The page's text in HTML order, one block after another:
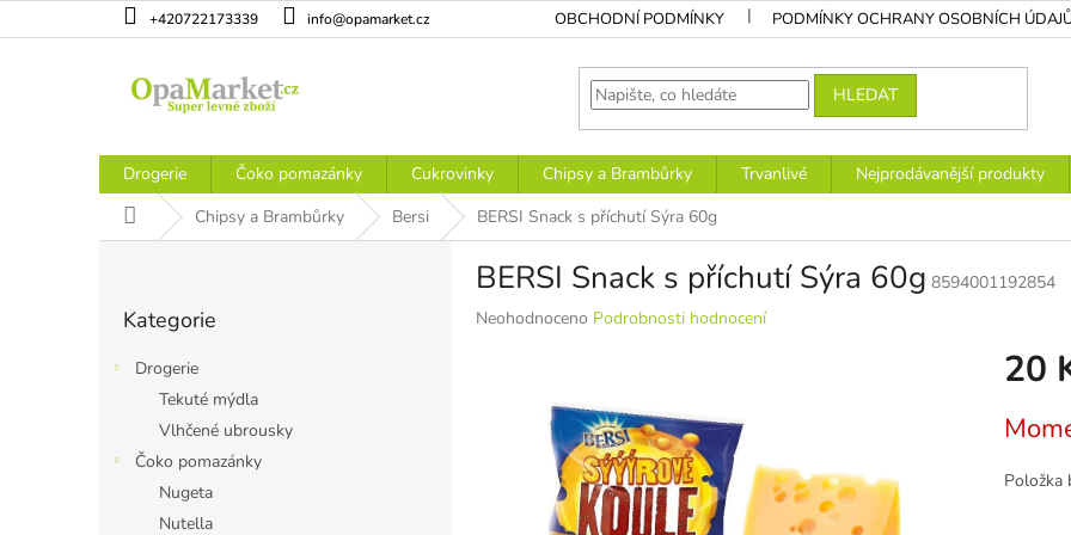
na
+420722173339 info@opamarket.cz OBCHODNÍ PODMÍNKY PODMÍNKY OCHRANY OSOBNÍCH
HLEDAT
Drogerie Čoko pomazánky Cukrovinky Chipsy a Brambůrky Trvanlivé Nejprodávanější produkty
Domů Chipsy a Brambůrky Bersi BERSI Snack s příchutí Sýra 60g
kategorie
Kategorie
Drogerie
Tekuté mýdla
Vlhčené ubrousky
Čoko pomazánky
Nugeta
Nutella
BERSI Snack s příchutí Sýra 60g 8594001192854
Průměrné
Neohodnoceno Podrobnosti hodnocení
20
cena:
Položka